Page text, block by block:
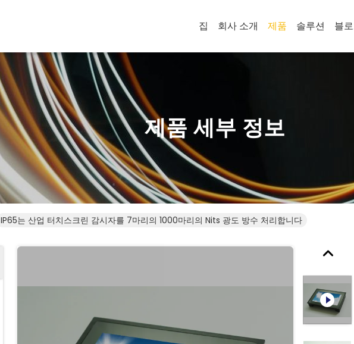
집 회사 소개 제품 솔루션 블
제품 세부 정보
IP65는 산업 터치스크린 감시자를 7마리의 1000마리의 Nits 광도 방수 처리합니다